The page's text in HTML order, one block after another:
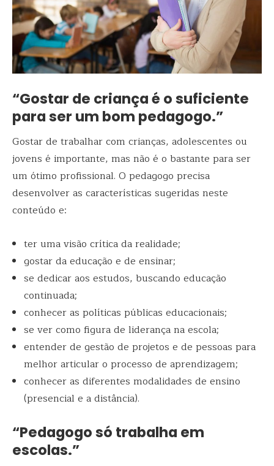
“Gostar de criança é o suficiente
para ser um bom pedagogo.”
Gostar de trabalhar com crianças, adolescentes ou
jovens é importante, mas não é o bastante para ser
um ótimo profissional. O pedagogo precisa
desenvolver as características sugeridas neste
conteúdo e:
ter uma visão crítica da realidade;
gostar da educação e de ensinar;
se dedicar aos estudos, buscando educação
continuada;
conhecer as políticas públicas educacionais;
se ver como figura de liderança na escola;
entender de gestão de projetos e de pessoas para
melhor articular o processo de aprendizagem;
conhecer as diferentes modalidades de ensino
(presencial e a distância).
“Pedagogo só trabalha em
escolas.”